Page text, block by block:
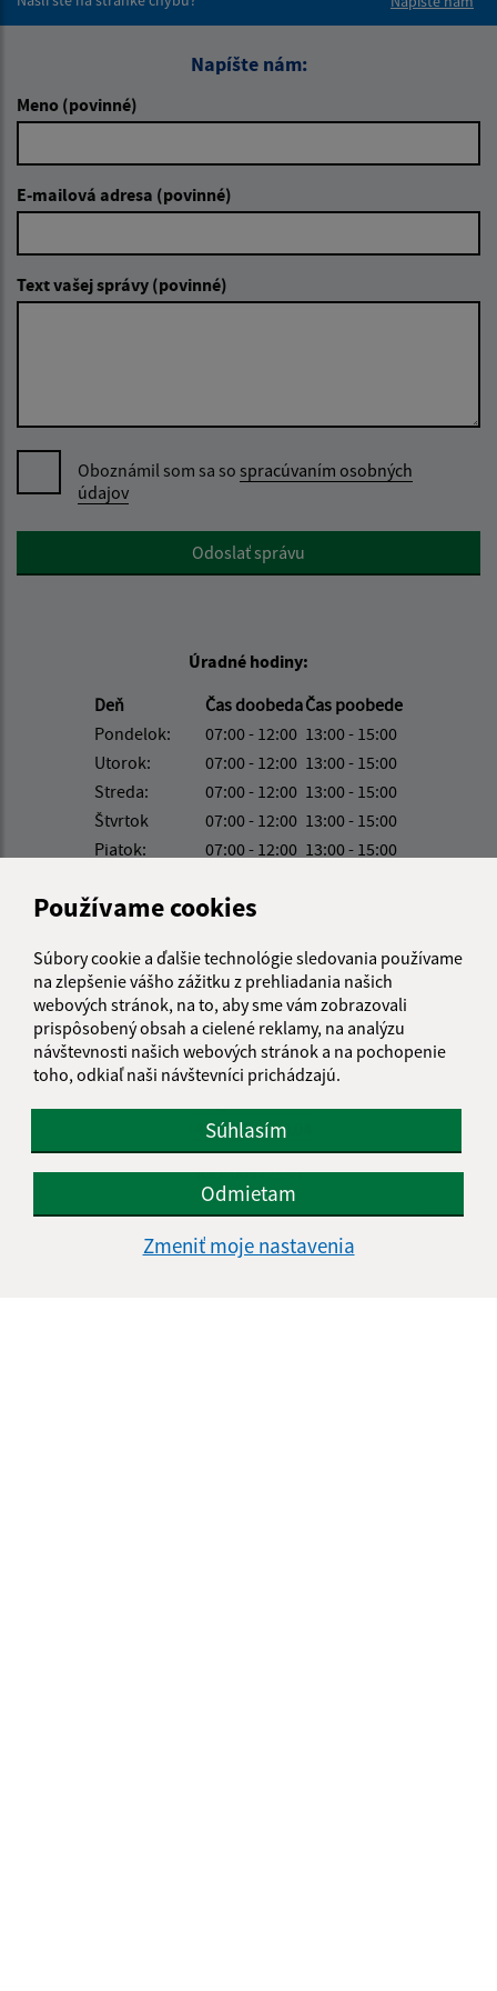
Používame cookies
Súbory cookie a ďalšie technológie sledovania používame
na zlepšenie vášho zážitku z prehliadania našich
webových stránok, na to, aby sme vám zobrazovali
prispôsobený obsah a cielené reklamy, na analýzu
návštevnosti našich webových stránok a na pochopenie
toho, odkiaľ naši návštevníci prichádzajú.
Súhlasím
Odmietam
Zmeniť moje nastavenia
Napíšte nám:
Meno (povinné)
E-mailová adresa (povinné)
Text vašej správy (povinné)
Oboznámil som sa so spracúvaním osobných
údajov
Google reCaptcha ResponseOdoslať správu
Úradné hodiny:
Deň
Čas doobedaČas poobede
Pondelok:
07:00 - 12:00 13:00 - 15:00
Utorok:
07:00 - 12:00 13:00 - 15:00
Streda:
07:00 - 12:00 13:00 - 15:00
Štvrtok
07:00 - 12:00 13:00 - 15:00
Piatok:
07:00 - 12:00 13:00 - 15:00
Kontakt:
Obecný úrad Richvald
Richvald 179
085 01 Bardejov
+421 915 857 104
IČO: 00322555